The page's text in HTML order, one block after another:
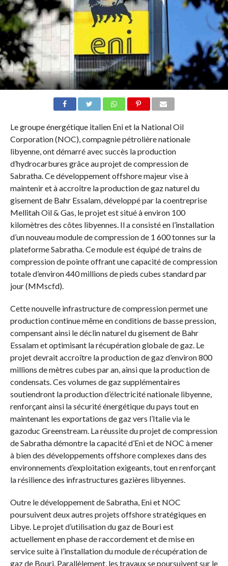
Le groupe énergétique italien Eni et la National Oil
Corporation (NOC), compagnie pétrolière nationale
libyenne, ont démarré avec succès la production
d’hydrocarbures grâce au projet de compression de
Sabratha. Ce développement offshore majeur vise à
maintenir et à accroître la production de gaz naturel du
gisement de Bahr Essalam, développé par la coentreprise
Mellitah Oil & Gas, le projet est situé à environ 100
kilomètres des côtes libyennes. Il a consisté en l’installation
d’un nouveau module de compression de 1 600 tonnes sur la
plateforme Sabratha. Ce module est équipé de trains de
compression de pointe offrant une capacité de compression
totale d’environ 440 millions de pieds cubes standard par
jour (MMscfd).
Cette nouvelle infrastructure de compression permet une
production continue même en conditions de basse pression,
compensant ainsi le déclin naturel du gisement de Bahr
Essalam et optimisant la récupération globale de gaz. Le
projet devrait accroître la production de gaz d’environ 800
millions de mètres cubes par an, ainsi que la production de
condensats. Ces volumes de gaz supplémentaires
soutiendront la production d’électricité nationale libyenne,
renforçant ainsi la sécurité énergétique du pays tout en
maintenant les exportations de gaz vers l’Italie via le
gazoduc Greenstream. La réussite du projet de compression
de Sabratha démontre la capacité d’Eni et de NOC à mener
à bien des développements offshore complexes dans des
environnements d’exploitation exigeants, tout en renforçant
la résilience des infrastructures gazières libyennes.
Outre le développement de Sabratha, Eni et NOC
poursuivent deux autres projets offshore stratégiques en
Libye. Le projet d’utilisation du gaz de Bouri est
actuellement en phase de raccordement et de mise en
service suite à l’installation du module de récupération de
gaz de Bouri. Parallèlement, les travaux se poursuivent sur le